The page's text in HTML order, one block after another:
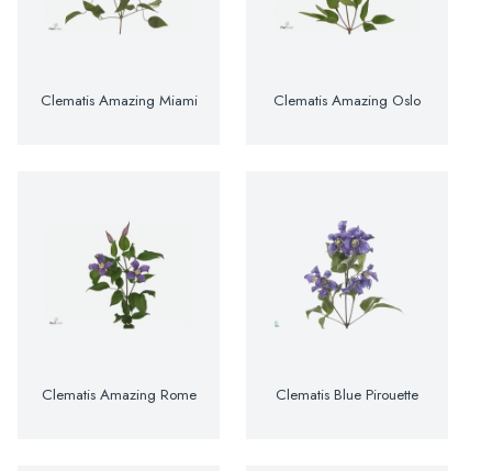
Clematis Amazing Miami Clematis Amazing Oslo
Clematis Amazing Rome Clematis Blue Pirouette